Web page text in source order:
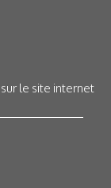
le site internet